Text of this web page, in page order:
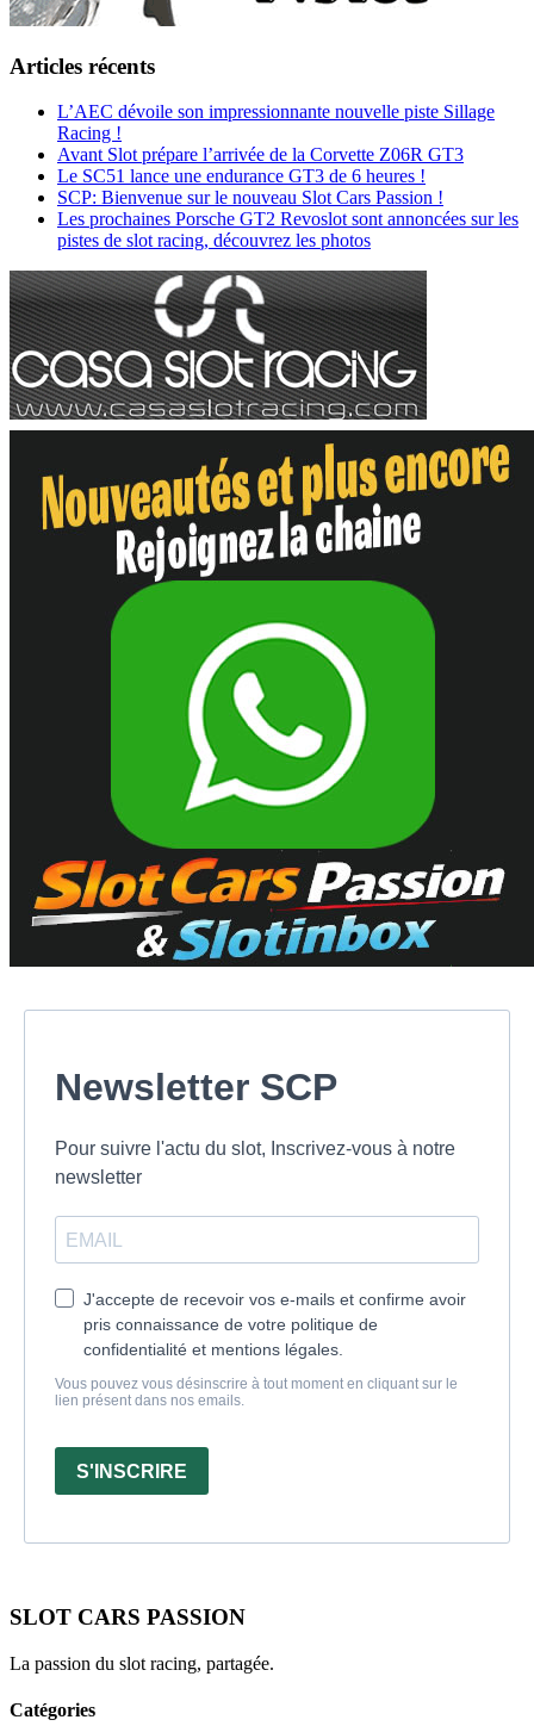
Articles récents
L’AEC dévoile son impressionnante nouvelle piste Sillage
Racing !
Avant Slot prépare l’arrivée de la Corvette Z06R GT3
Le SC51 lance une endurance GT3 de 6 heures !
SCP: Bienvenue sur le nouveau Slot Cars Passion !
Les prochaines Porsche GT2 Revoslot sont annoncées sur les
pistes de slot racing, découvrez les photos
Newsletter SCP
Pour suivre l'actu du slot, Inscrivez-vous à notre
newsletter
J'accepte de recevoir vos e-mails et confirme avoir
pris connaissance de votre politique de
confidentialité et mentions légales.
Vous pouvez vous désinscrire à tout moment en cliquant sur le
lien présent dans nos emails.
S'INSCRIRE
SLOT CARS PASSION
La passion du slot racing, partagée.
Catégories